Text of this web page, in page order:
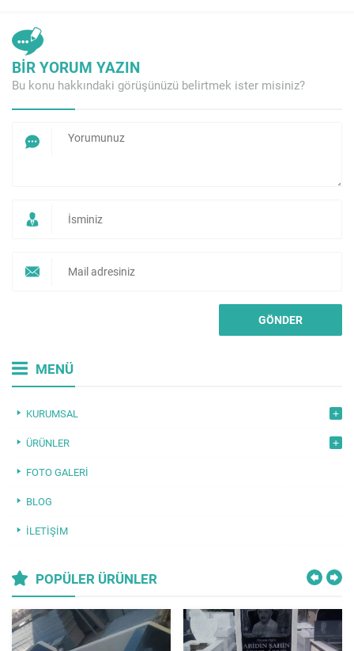
BİR YORUM YAZIN
Bu konu hakkındaki görüşünüzü belirtmek ister misiniz?
MENÜ
KURUMSAL
ÜRÜNLER
FOTO GALERI
BLOG
İLETIŞIM
POPÜLER ÜRÜNLER